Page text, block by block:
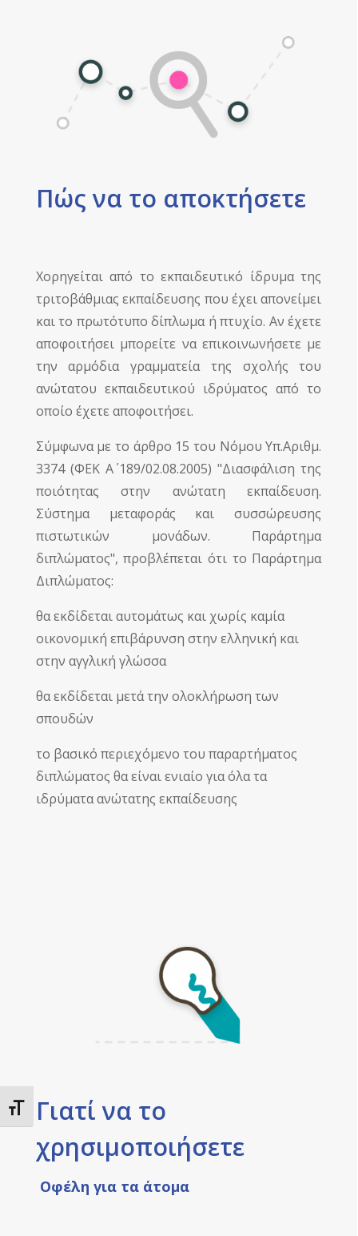
Toggle Font size
Πώς να το αποκτήσετε
Χορηγείται από το εκπαιδευτικό ίδρυμα της
τριτοβάθμιας εκπαίδευσης που έχει απονείμει
και το πρωτότυπο δίπλωμα ή πτυχίο. Αν έχετε
αποφοιτήσει μπορείτε να επικοινωνήσετε με
την αρμόδια γραμματεία της σχολής του
ανώτατου εκπαιδευτικού ιδρύματος από το
οποίο έχετε αποφοιτήσει.
Σύμφωνα με το άρθρο 15 του Νόμου Υπ.Αριθμ.
3374 (ΦΕΚ Α΄ 189/02.08.2005) "Διασφάλιση της
ποιότητας στην ανώτατη εκπαίδευση.
Σύστημα μεταφοράς και συσσώρευσης
πιστωτικών μονάδων. Παράρτημα
διπλώματος", προβλέπεται ότι το Παράρτημα
Διπλώματος:
θα εκδίδεται αυτομάτως και χωρίς καμία
οικονομική επιβάρυνση στην ελληνική και
στην αγγλική γλώσσα
θα εκδίδεται μετά την ολοκλήρωση των
σπουδών
το βασικό περιεχόμενο του παραρτήματος
διπλώματος θα είναι ενιαίο για όλα τα
ιδρύματα ανώτατης εκπαίδευσης
Γιατί να το
χρησιμοποιήσετε
Οφέλη για τα άτομα